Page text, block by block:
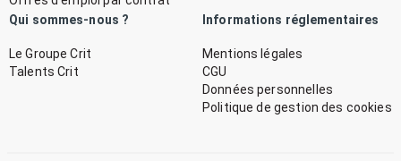
Qui sommes-nous ?
Le Groupe Crit
Talents Crit
Informations réglementaires
Mentions légales
CGU
Données personnelles
Politique de gestion des cookies